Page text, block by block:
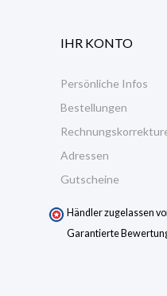
IHR KONTO
Persönliche Infos
Bestellungen
Adressen
Gutscheine
Händler zugelassen
Garantierte